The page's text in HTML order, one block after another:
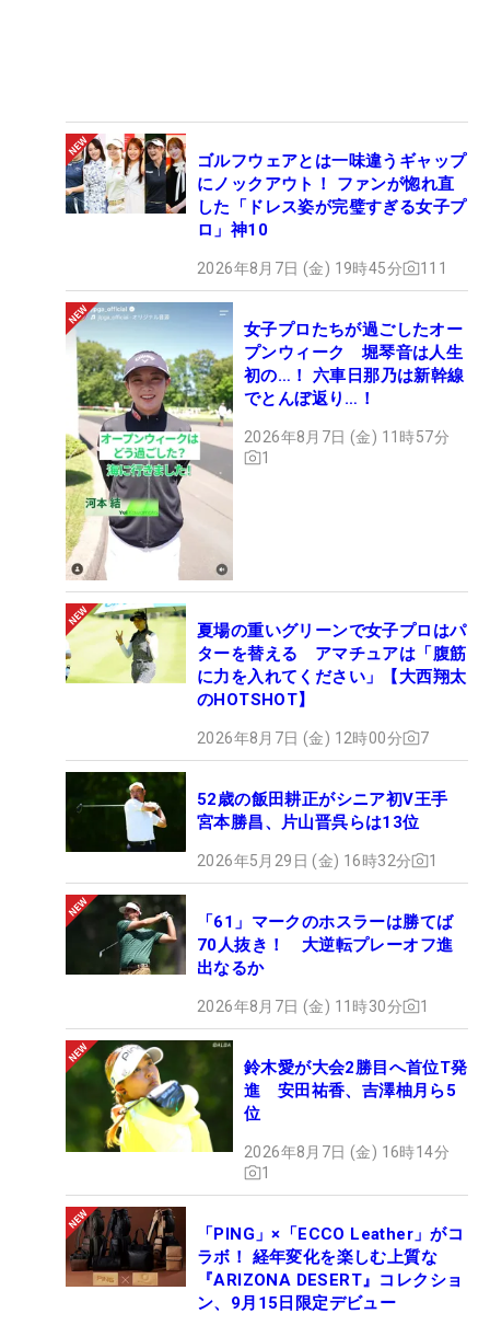
ゴルフウェアとは一味違うギャップ
にノックアウト！ ファンが惚れ直
した「ドレス姿が完璧すぎる女子プ
ロ」神10
2026年8月7日 (金) 19時45分 111
女子プロたちが過ごしたオー
プンウィーク 堀琴音は人生
初の…！ 六車日那乃は新幹線
でとんぼ返り…！
2026年8月7日 (金) 11時57分
1
夏場の重いグリーンで女子プロはパ
ターを替える アマチュアは「腹筋
に力を入れてください」【大西翔太
のHOTSHOT】
2026年8月7日 (金) 12時00分 7
52歳の飯田耕正がシニア初V王手
宮本勝昌、片山晋呉らは13位
2026年5月29日 (金) 16時32分 1
「61」マークのホスラーは勝てば
70人抜き！ 大逆転プレーオフ進
出なるか
2026年8月7日 (金) 11時30分 1
鈴木愛が大会2勝目へ首位T発
進 安田祐香、吉澤柚月ら5
位
2026年8月7日 (金) 16時14分
1
「PING」×「ECCO Leather」がコ
ラボ！ 経年変化を楽しむ上質な
『ARIZONA DESERT』コレクショ
ン、9月15日限定デビュー